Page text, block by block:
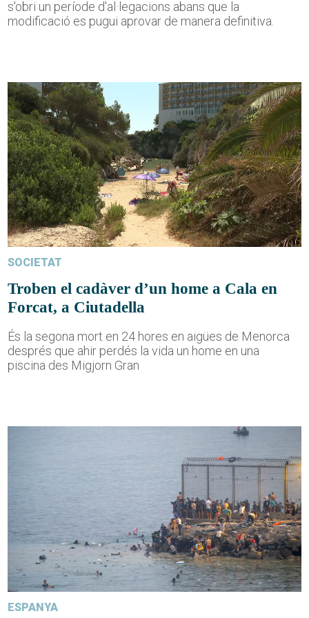
s'obri un període d'al·legacions abans que la
modificació es pugui aprovar de manera definitiva.
SOCIETAT
Troben el cadàver d’un home a Cala en
Forcat, a Ciutadella
És la segona mort en 24 hores en aigües de Menorca
després que ahir perdés la vida un home en una
piscina des Migjorn Gran
ESPANYA